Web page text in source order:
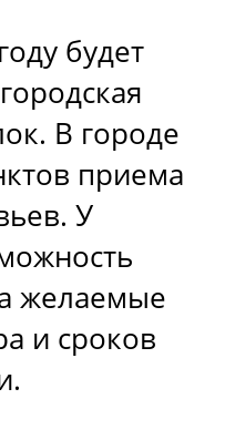
будет
В городе
приема
У
желаемые
и сроков